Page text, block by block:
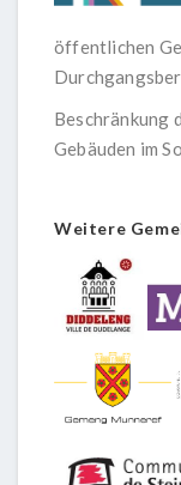
öffentlichen
Beschränkung
Gebäuden im
Weitere